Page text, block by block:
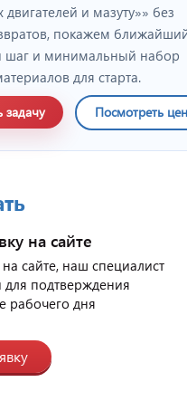
двигателей и мазуту»» без
покажем
шаг и минимальный набор
для старта.
задачу Посмотреть
на сайте
на сайте, наш специалист
для подтверждения
рабочего дня